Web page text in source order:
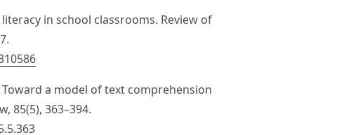
in school classrooms. Review of
Toward a model of text comprehension
85(5), 363–394.